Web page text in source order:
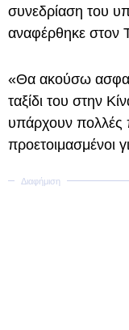
συνεδρίαση του
αναφέρθηκε στον
«Θα ακούσω
ταξίδι του στην
υπάρχουν πολλές
προετοιμασμένοι